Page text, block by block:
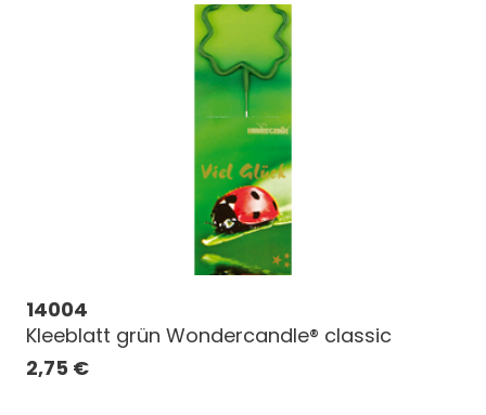
14004
Kleeblatt grün Wondercandle® classic
2,75 €